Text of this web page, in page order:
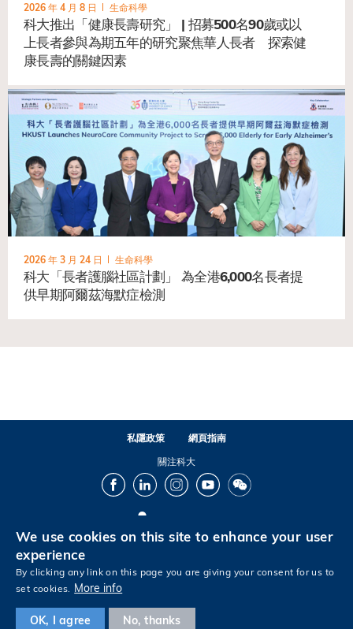
2026 年 4 月 8 日 生命科學
科大推出「健康長壽研究」 | 招募500名90歲或以
上長者參與為期五年的研究聚焦華人長者 探索健
康長壽的關鍵因素
2026 年 3 月 24 日 生命科學
科大「長者護腦社區計劃」 為全港6,000名長者提
供早期阿爾茲海默症檢測
私隱政策
網頁指南
關注科大
FacebookLinkedInInstagramYoutubeWechat
Footer
We use cookies on this site to enhance your user
experience
By clicking any link on this page you are giving your consent for us to
set cookies. More info
OK, I agree No, thanks